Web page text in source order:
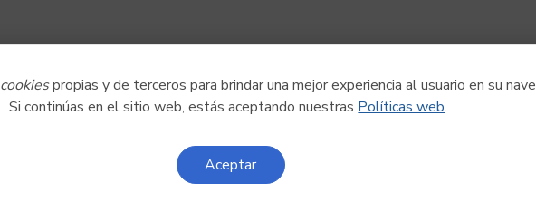
cookiespropias y de terceros para brindar una mejor experiencia al usuario en su
Si continúas en el sitio web, estás aceptando nuestras Políticas web.
Aceptar